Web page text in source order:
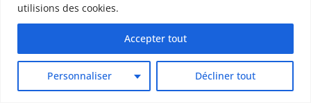
utilisions des cookies.
Personnaliser Décliner tout
Accepter tout
DGCCRF
Diagnostic
Didier Raoult